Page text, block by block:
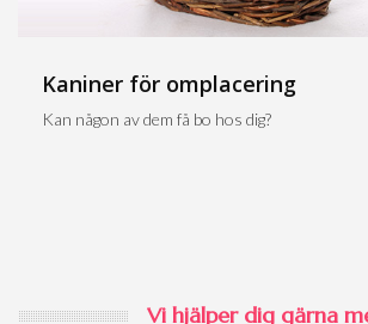
Kaniner för omplacering
Kan någon av dem få bo hos dig?
Vi hjälper dig gärna